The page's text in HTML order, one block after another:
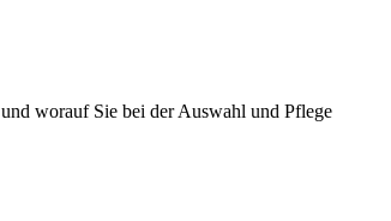
worauf Sie bei der Auswahl und Pflege